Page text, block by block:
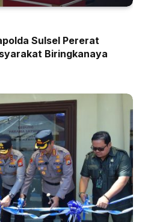
Sulsel Pererat
Biringkanaya